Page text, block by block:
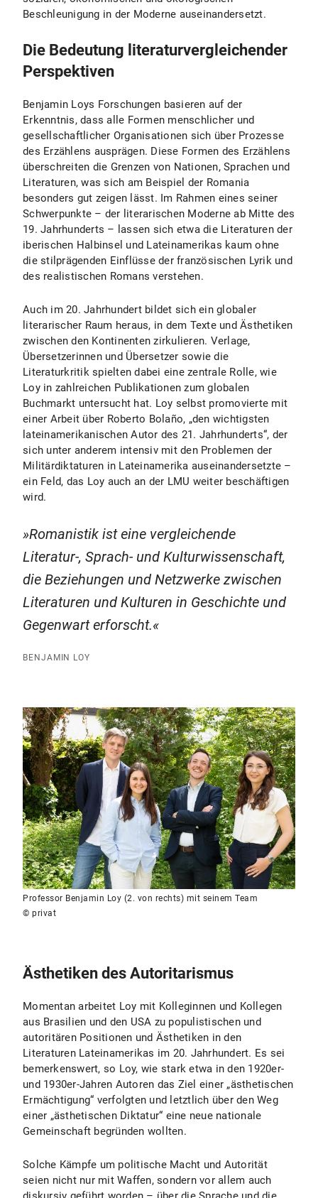
Beschleunigung in der Moderne auseinandersetzt.
Die Bedeutung literaturvergleichender
Perspektiven
Benjamin Loys Forschungen basieren auf der
Erkenntnis, dass alle Formen menschlicher und
gesellschaftlicher Organisationen sich über Prozesse
des Erzählens ausprägen. Diese Formen des Erzählens
überschreiten die Grenzen von Nationen, Sprachen und
Literaturen, was sich am Beispiel der Romania
besonders gut zeigen lässt. Im Rahmen eines seiner
Schwerpunkte – der literarischen Moderne ab Mitte des
19. Jahrhunderts – lassen sich etwa die Literaturen der
iberischen Halbinsel und Lateinamerikas kaum ohne
die stilprägenden Einflüsse der französischen Lyrik und
des realistischen Romans verstehen.
Auch im 20. Jahrhundert bildet sich ein globaler
literarischer Raum heraus, in dem Texte und Ästhetiken
zwischen den Kontinenten zirkulieren. Verlage,
Übersetzerinnen und Übersetzer sowie die
Literaturkritik spielten dabei eine zentrale Rolle, wie
Loy in zahlreichen Publikationen zum globalen
Buchmarkt untersucht hat. Loy selbst promovierte mit
einer Arbeit über Roberto Bolaño, „den wichtigsten
lateinamerikanischen Autor des 21. Jahrhunderts“, der
sich unter anderem intensiv mit den Problemen der
Militärdiktaturen in Lateinamerika auseinandersetzte –
ein Feld, das Loy auch an der LMU weiter beschäftigen
wird.
Romanistik ist eine vergleichende
Literatur-, Sprach- und Kulturwissenschaft,
die Beziehungen und Netzwerke zwischen
Literaturen und Kulturen in Geschichte und
Gegenwart erforscht.
BENJAMIN LOY
Professor Benjamin Loy (2. von rechts) mit seinem Team
© privat
Ästhetiken des Autoritarismus
Momentan arbeitet Loy mit Kolleginnen und Kollegen
aus Brasilien und den USA zu populistischen und
autoritären Positionen und Ästhetiken in den
Literaturen Lateinamerikas im 20. Jahrhundert. Es sei
bemerkenswert, so Loy, wie stark etwa in den 1920er-
und 1930er-Jahren Autoren das Ziel einer „ästhetischen
Ermächtigung“ verfolgten und letztlich über den Weg
einer „ästhetischen Diktatur“ eine neue nationale
Gemeinschaft begründen wollten.
Solche Kämpfe um politische Macht und Autorität
seien nicht nur mit Waffen, sondern vor allem auch